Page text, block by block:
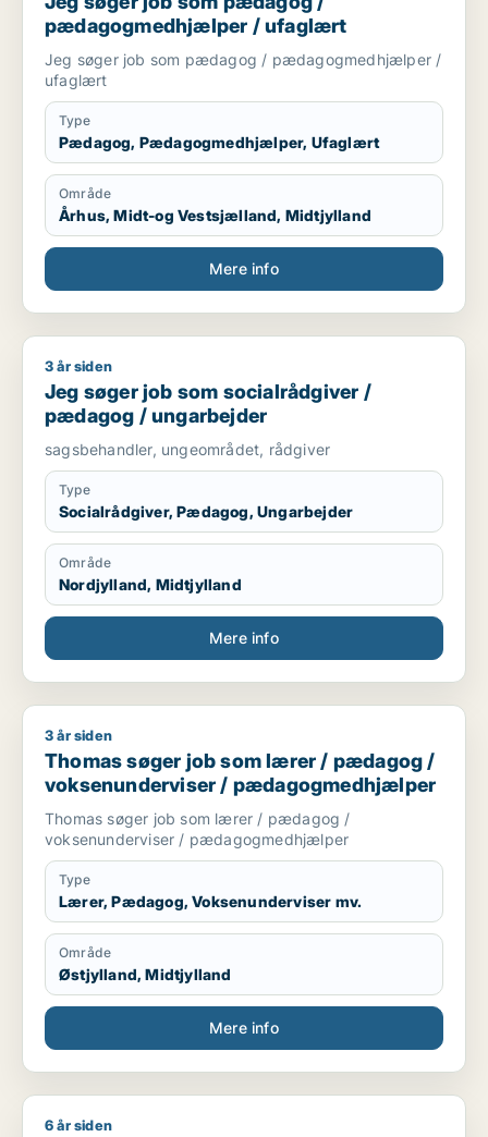
pædagogmedhjælper / ufaglært
Jeg søger job som pædagog / pædagogmedhjælper /
ufaglært
Type
Pædagog, Pædagogmedhjælper, Ufaglært
Område
Århus, Midt-og Vestsjælland, Midtjylland
Mere info
Jeg søger job som socialrådgiver / pædagog / ungarbejder
3 år siden
Jeg søger job som socialrådgiver /
pædagog / ungarbejder
sagsbehandler, ungeområdet, rådgiver
Type
Socialrådgiver, Pædagog, Ungarbejder
Område
Nordjylland, Midtjylland
Mere info
Thomas søger job som lærer / pædagog /
3 år siden
Thomas søger job som lærer / pædagog /
voksenunderviser / pædagogmedhjælper
Thomas søger job som lærer / pædagog /
voksenunderviser / pædagogmedhjælper
Type
Lærer, Pædagog, Voksenunderviser mv.
Område
Østjylland, Midtjylland
Mere info
Jette søger job som lærer / pædagog / voksenunderviser
6 år siden